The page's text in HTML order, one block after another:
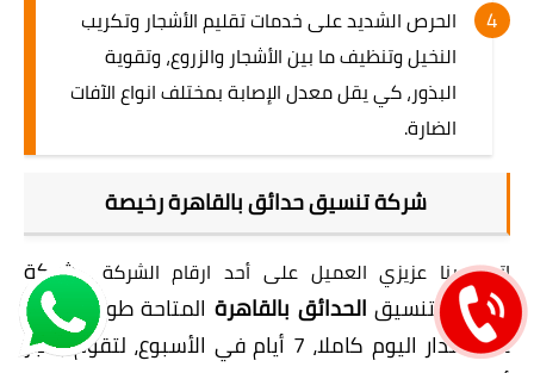
الحرص الشديد على خدمات تقليم الأشجار وتكريب
النخيل وتنظيف ما بين الأشجار والزروع، وتقوية
البذور، كي يقل معدل الإصابة بمختلف انواع الآفات
الضارة.
شركة تنسيق حدائق بالقاهرة رخيصة
اتصل بنا عزيزي العميل على أحد ارقام الشركة شركة
الطارق لتنسيق الحدائق بالقاهرة المتاحة طوال الوقت
على مدار اليوم كاملا، 7 أيام في الأسبوع، لتقوم بحجز